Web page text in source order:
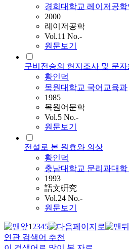
경희대학교 레이저공
2000
레이저공학
Vol.11 No.-
원문보기
구비전승의 현지조사 및 문
황인덕
목원대학교 국어교육과
1985
목원어문학
Vol.5 No.-
원문보기
전설로 본 원효와 의상
황인덕
충남대학교 문리과대학
1993
語文硏究
Vol.24 No.-
원문보기
12345
연관 검색어 추천